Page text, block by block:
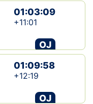
01:03:09
+11:01
OJ
01:09:58
+12:19
OJ